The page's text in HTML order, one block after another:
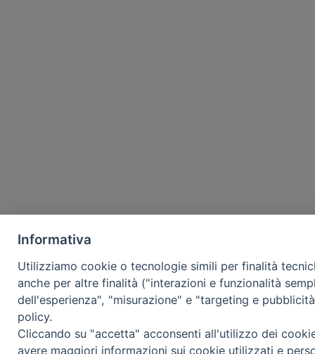
Informativa
Utilizziamo cookie o tecnologie simili per finalità
anche per altre finalità ("interazioni e funzionalità
dell'esperienza", "misurazione" e "targeting e
policy.
Cliccando su "accetta" acconsenti all'utilizzo dei
avere maggiori informazioni sui cookie utilizzati e